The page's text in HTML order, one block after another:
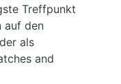
Treffpunkt
auf den
als
and